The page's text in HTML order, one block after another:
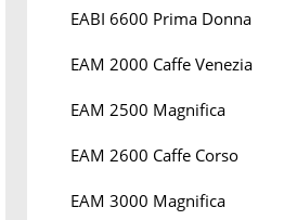
EABI 6600 Prima Donna
EAM 2000 Caffe Venezia
EAM 2500 Magnifica
EAM 2600 Caffe Corso
EAM 3000 Magnifica